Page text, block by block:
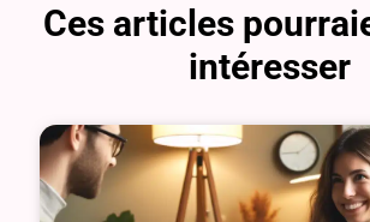
Ces articles
intéresser